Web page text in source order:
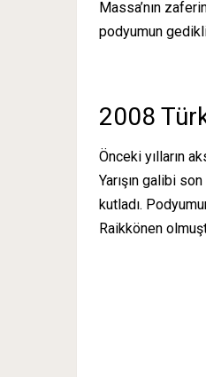
Massa’nın
podyumun
2008
Önceki yılların
Yarışın galibi
kutladı.
Raikkönen